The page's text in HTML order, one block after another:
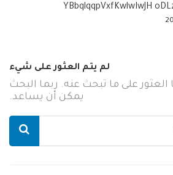
YBbqlqqpVxfKwlwIwJH
لم يتم العثور على شيء
العثور على ما تبحث عنه. ربما البحث
يمكن أن يساعد.